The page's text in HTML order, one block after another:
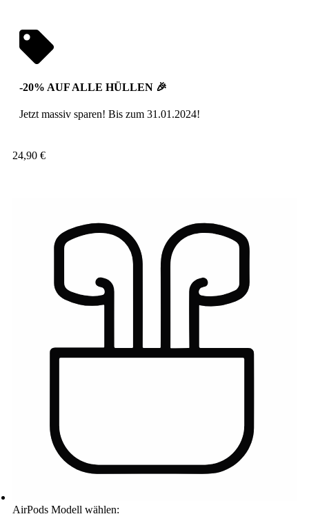
-20% AUF ALLE HÜLLEN 🎉
Jetzt massiv sparen! Bis zum 31.01.2024!
24,90 €
AirPods Modell wählen: